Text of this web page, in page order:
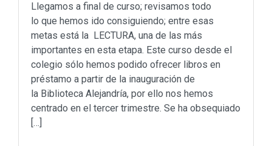
Llegamos a final de curso; revisamos todo
lo que hemos ido consiguiendo; entre esas
metas está la LECTURA, una de las más
importantes en esta etapa. Este curso desde el
colegio sólo hemos podido ofrecer libros en
préstamo a partir de la inauguración de
la Biblioteca Alejandría, por ello nos hemos
centrado en el tercer trimestre. Se ha obsequiado
[…]